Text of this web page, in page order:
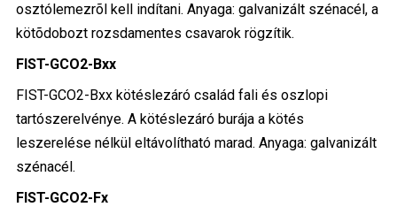
osztólemezrõl kell indítani. Anyaga: galvanizált szénacél, a
kötõdobozt rozsdamentes csavarok rögzítik.
FIST-GCO2-Bxx
FIST-GCO2-Bxx kötéslezáró család fali és oszlopi
tartószerelvénye. A kötéslezáró burája a kötés
leszerelése nélkül eltávolítható marad. Anyaga: galvanizált
szénacél.
FIST-GCO2-Fx